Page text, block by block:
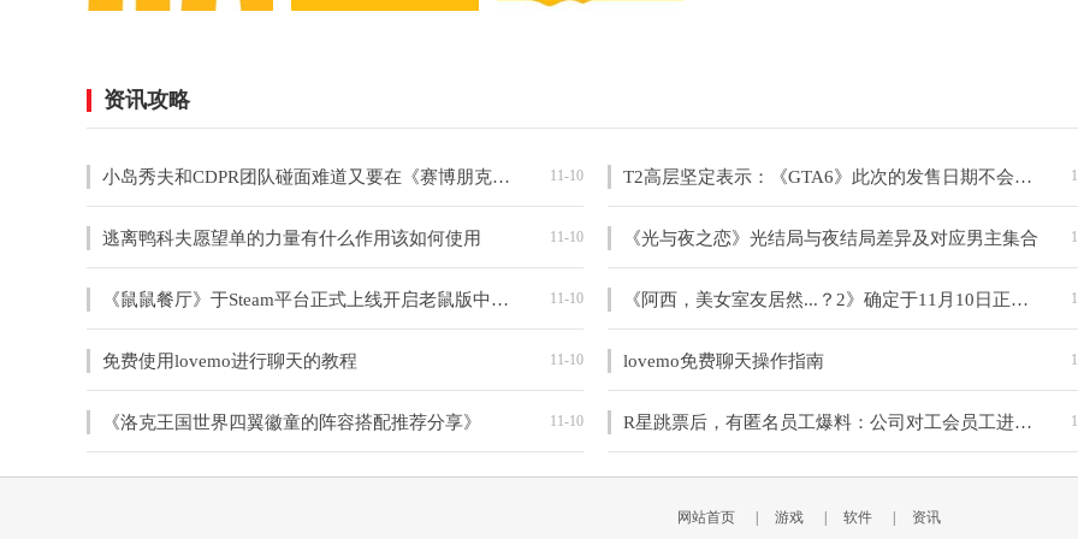
资讯攻略
小岛秀夫和CDPR团队碰面难道又要在《赛博朋克》中客串？ 11-10 T2高层坚定表示：《GTA6》此次的发售日期不会有问题
逃离鸭科夫愿望单的力量有什么作用该如何使用 11-10 《光与夜之恋》光结局与夜结局差异及对应男主集合
《鼠鼠餐厅》于Steam平台正式上线开启老鼠版中世纪餐厅经营之旅 11-10 《阿西，美女室友居然...？2》确定于11月10日正式发布
免费使用lovemo进行聊天的教程 11-10 lovemo免费聊天操作指南
《洛克王国世界四翼徽童的阵容搭配推荐分享》 11-10 R星跳票后，有匿名员工爆料：公司对工会员工进行肆无忌惮的打压。
网站首页 | 游戏 | 软件 | 资讯